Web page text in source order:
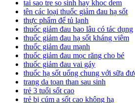
tai sao tre so sinh hay khoc dem
tên các loại thuốc giảm đau hạ sốt
thực phẩm để tủ lạnh
thuốc giảm đau bao lâu có tác dụng
thuốc giảm đau hạ sốt kháng viêm
thuốc giảm đau mạnh
thuốc giảm đau mọc răng cho bé
thuốc giảm đau vai gáy
thuốc hạ sốt uống chung với sữa
trang da toan than sau sinh
trẻ 3 tuổi sốt cao
trẻ bị cúm a sốt cao không hạ